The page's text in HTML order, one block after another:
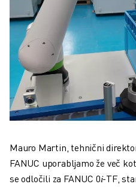
Mauro Martin, tehnični
FANUC uporabljamo že več
se odločili za FANUC 0𝑖-TF,